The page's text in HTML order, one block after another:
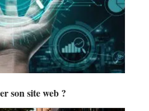
son site web ?